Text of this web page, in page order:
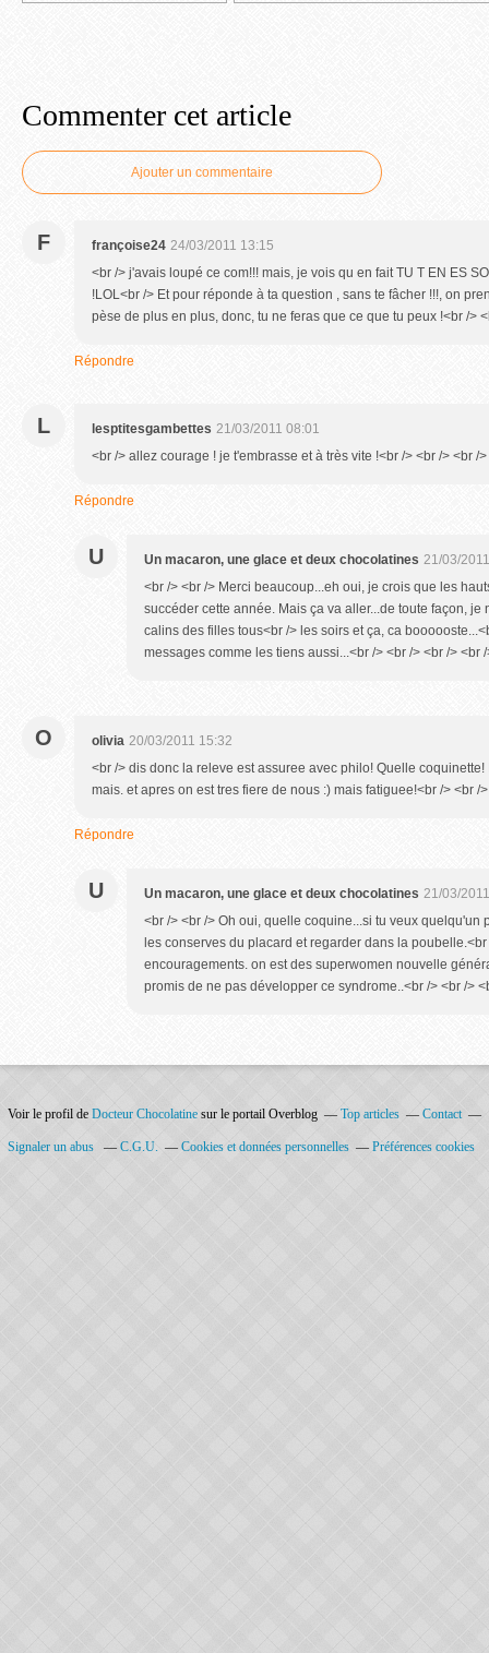
Commenter cet article
Ajouter un commentaire
F françoise24 24/03/2011 13:15
<br /> j'avais loupé ce com!!! mais, je vois qu en fait TU T EN ES
!LOL<br /> Et pour réponde à ta question , sans te fâcher !!!, on
pèse de plus en plus, donc, tu ne feras que ce que tu peux !<br />
Répondre
L lesptitesgambettes 21/03/2011 08:01
<br /> allez courage ! je t'embrasse et à très vite !<br /> <br /> <br />
Répondre
U Un macaron, une glace et deux chocolatines 21/03/
<br /> <br /> Merci beaucoup...eh oui, je crois que les
succéder cette année. Mais ça va aller...de toute façon, je
calins des filles tous<br /> les soirs et ça, ca
messages comme les tiens aussi...<br /> <br /> <br /> <br /
O olivia 20/03/2011 15:32
<br /> dis donc la releve est assuree avec philo! Quelle
mais. et apres on est tres fiere de nous :) mais fatiguee!<br /> <br /
Répondre
U Un macaron, une glace et deux chocolatines 21/03/
<br /> <br /> Oh oui, quelle coquine...si tu veux quelqu'un
les conserves du placard et regarder dans la
encouragements. on est des superwomen nouvelle
promis de ne pas développer ce syndrome..<br /> <br />
Voir le profil de Docteur Chocolatine sur le portail Overblog Top articles Contact
Signaler un abus C.G.U. Cookies et données personnelles Préférences cookies